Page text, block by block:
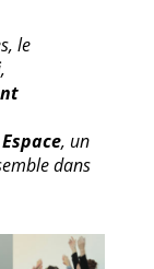
le
Espace, un
dans